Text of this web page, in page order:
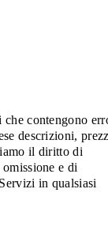
che contengono
descrizioni,
il diritto di
e di
in qualsiasi